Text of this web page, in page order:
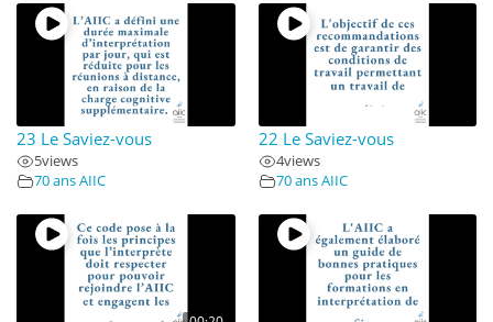
23 Le Saviez-vous
5views
70 ans AIIC
22 Le Saviez-vous
4views
70 ans AIIC